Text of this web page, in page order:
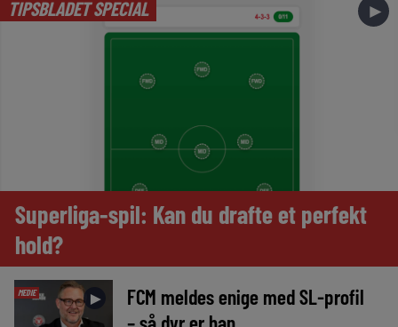
TIPSBLADET SPECIAL ►
Superliga-spil: Kan du drafte et perfekt
hold?
MEDIE ►
FCM meldes enige med SL-profil